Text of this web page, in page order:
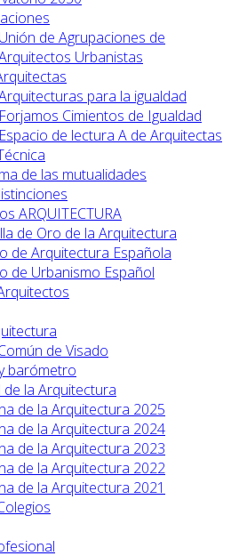
Unión de Agrupaciones de
Urbanistas
para la igualdad
Forjamos Cimientos de Igualdad
Espacio de lectura A de Arquitectas
de las mutualidades
ARQUITECTURA
de Oro de la Arquitectura
de Arquitectura Española
de Urbanismo Español
de Visado
barómetro
de la Arquitectura
de la Arquitectura 2025
de la Arquitectura 2024
de la Arquitectura 2023
de la Arquitectura 2022
de la Arquitectura 2021